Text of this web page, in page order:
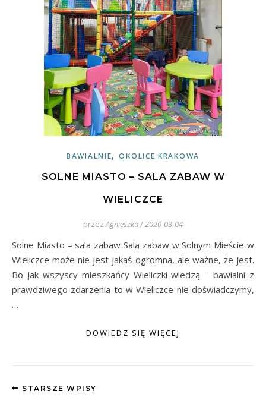
BAWIALNIE,OKOLICE KRAKOWA
SOLNE MIASTO – SALA ZABAW W
WIELICZCE
przez Agnieszka/2020-03-04
Solne Miasto – sala zabaw Sala zabaw w Solnym Mieście w
Wieliczce może nie jest jakaś ogromna, ale ważne, że jest.
Bo jak wszyscy mieszkańcy Wieliczki wiedzą – bawialni z
prawdziwego zdarzenia to w Wieliczce nie doświadczymy,
…
DOWIEDZ SIĘ WIĘCEJ
STARSZE WPISY